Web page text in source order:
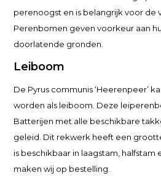
perenoogst en is belangrijk voor de
Perenbomen geven voorkeur aan
doorlatende gronden.
Leiboom
De Pyrus communis ‘Heerenpeer’
worden als leiboom. Deze
Batterijen met alle beschikbare
geleid. Dit rekwerk heeft een
is beschikbaar in laagstam,
maken wij op bestelling.